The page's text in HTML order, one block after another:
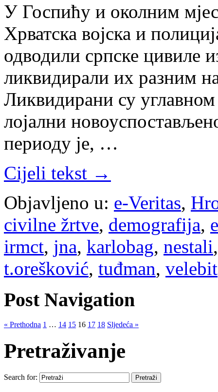
У Госпићу и околним
Хрватска војска и
одводили српске цивиле
ликвидирали их разним
Ликвидирани су
лојални
периоду је, …
Cijeli tekst →
Objavljeno u: e-Veritas,
civilne žrtve, demografija,
irmct, jna, karlobag, nestali
t.orešković, tuđman, velebit
Post Navigation
« Prethodna 1 … 14 15 16 17 18 Sljedeća »
Pretraživanje
Search for: